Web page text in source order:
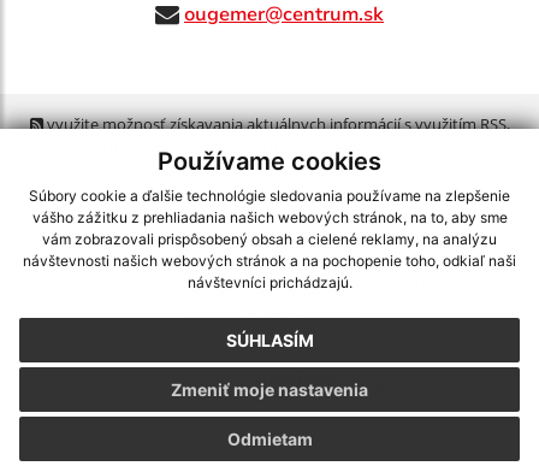
Používame cookies
Súbory cookie a ďalšie technológie sledovania používame na zlepšenie
vášho zážitku z prehliadania našich webových stránok, na to, aby sme
vám zobrazovali prispôsobený obsah a cielené reklamy, na analýzu
návštevnosti našich webových stránok a na pochopenie toho, odkiaľ naši
návštevníci prichádzajú.
SÚHLASÍM
Odmietam
Zmeniť moje nastavenia
ougemer@centrum.sk
využite možnosť získavania aktuálnych informácií s využitím RSS,
CMS systém (redakčný) systém ECHELON 2, Mapa stránok
webex.digital, s.r.o.,domény,registrácia domény
spoločnosť webex.digital, s.r.o.,technický prevádzkovateľ
Posledná aktualizácia:30.07.2026
Vytlačiť stránku|Vyhlásenie o prístupnosti
webdesign